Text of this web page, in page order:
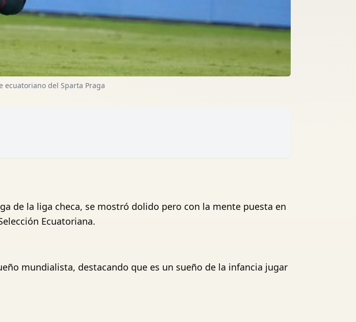
ecuatoriano del Sparta Praga
de la liga checa, se mostró dolido pero con la mente puesta en
Ecuatoriana.
mundialista, destacando que es un sueño de la infancia jugar